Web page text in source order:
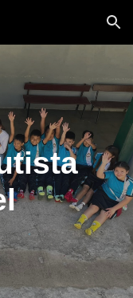
Skip to navigation